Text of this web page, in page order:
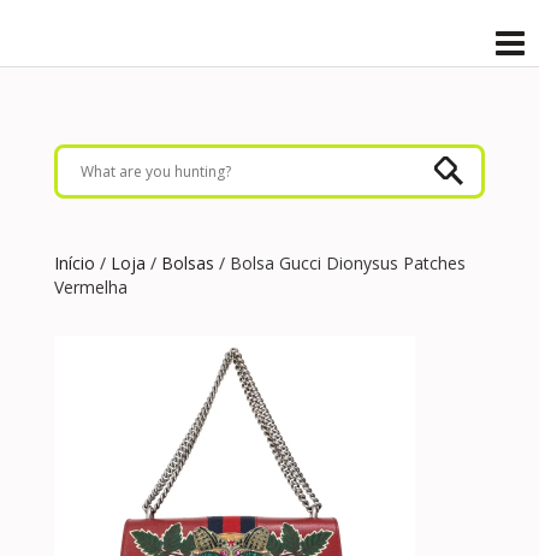
Início / Loja / Bolsas / Bolsa Gucci Dionysus Patches
Vermelha